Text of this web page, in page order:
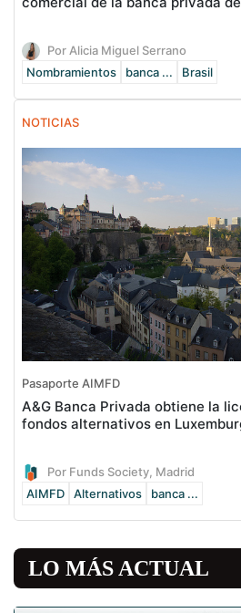
Por Alicia Miguel Serrano
Nombramientos
banca ... Brasil
NOTICIAS
Pasaporte AIMFD
A&G Banca Privada obtiene la
fondos alternativos en
Por Funds Society, Madrid
AIMFD
Alternativos banca ...
LO MÁS ACTUAL